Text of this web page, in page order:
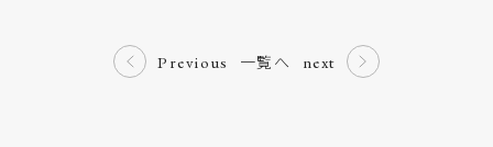
Previous 一覧へ next